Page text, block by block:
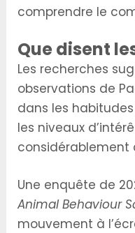
comprendre le
Que disent
Les recherches
observations de
dans les
les niveaux
considérablement
Une enquête de
Animal Behaviour
mouvement à